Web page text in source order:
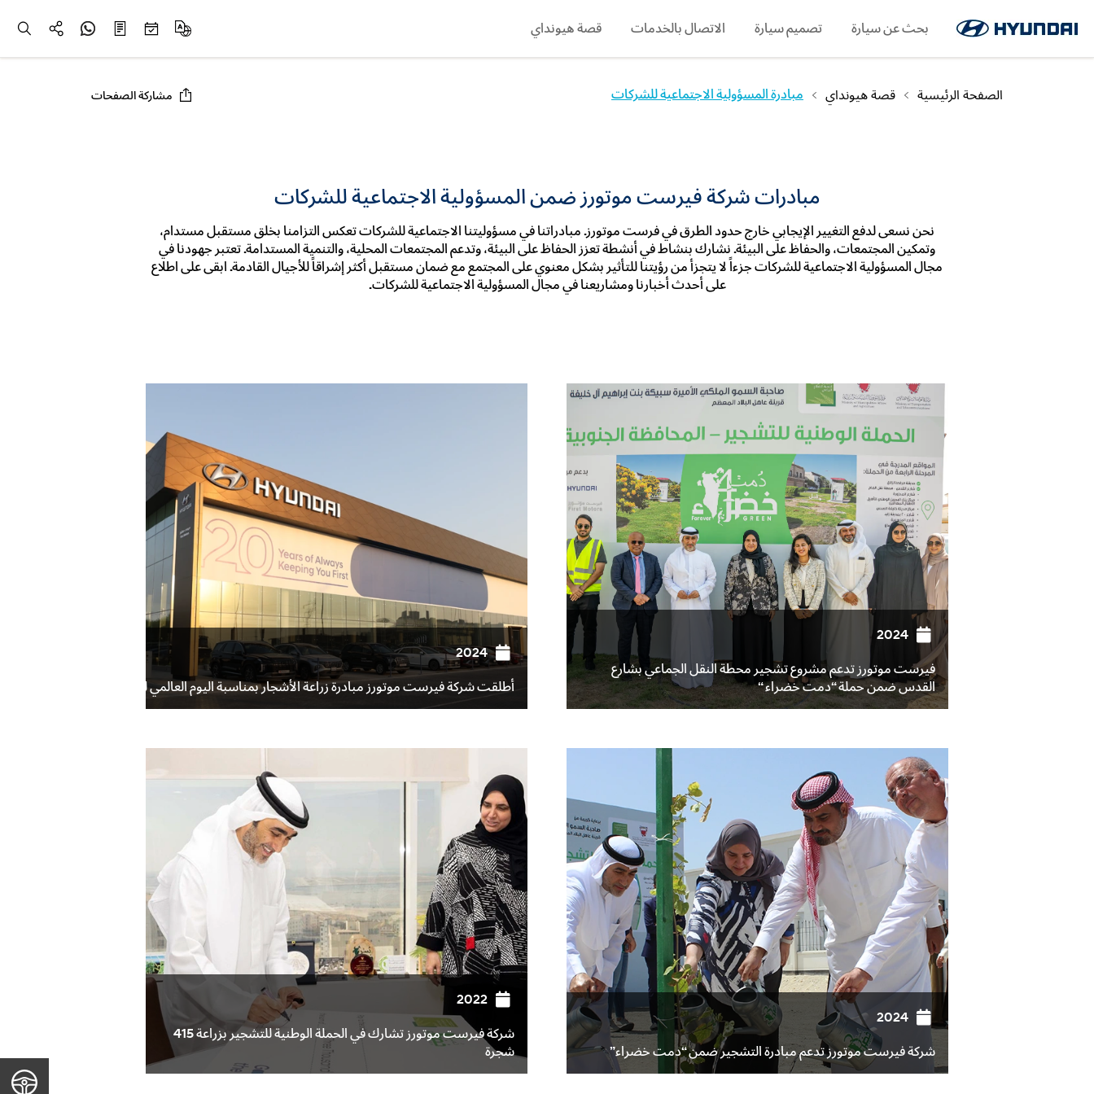
بحث عن سيارة تصميم سيارة الاتصال بالخدمات قصة هيونداي اللغة حجز الخدمةاطلب كتيبًاWhatsApp
SNS page
الصفحة الرئيسية قصة هيونداي مبادرة المسؤولية الاجتماعية للشركات مشاركة الصفحات